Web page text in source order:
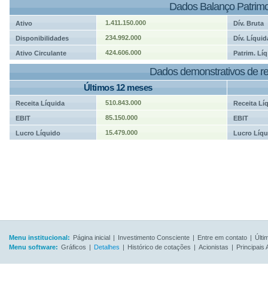
Dados Balanço
Ativo 1.411.150.000 Dív. Bruta
Disponibilidades 234.992.000 Dív.
Ativo Circulante 424.606.000 Patrim. Líq
Dados demonstrativos de
Últimos 12 meses
Receita Líquida 510.843.000 Receita
EBIT 85.150.000 EBIT
Lucro Líquido 15.479.000 Lucro
Menu institucional: Página inicial | Investimento Consciente | Entre em contato |
Menu software: Gráficos | Detalhes | Histórico de cotações | Acionistas | Principais